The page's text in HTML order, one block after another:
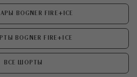
BOGNER FIRE+ICE
BOGNER FIRE+ICE
ВСЕ ШОРТЫ